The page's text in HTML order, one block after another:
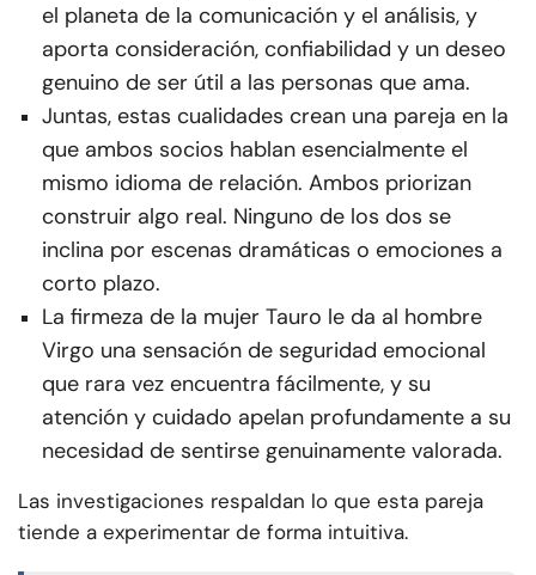
el planeta de la comunicación y el análisis, y
aporta consideración, confiabilidad y un deseo
genuino de ser útil a las personas que ama.
Juntas, estas cualidades crean una pareja en la
que ambos socios hablan esencialmente el
mismo idioma de relación. Ambos priorizan
construir algo real. Ninguno de los dos se
inclina por escenas dramáticas o emociones a
corto plazo.
La firmeza de la mujer Tauro le da al hombre
Virgo una sensación de seguridad emocional
que rara vez encuentra fácilmente, y su
atención y cuidado apelan profundamente a su
necesidad de sentirse genuinamente valorada.
Las investigaciones respaldan lo que esta pareja
tiende a experimentar de forma intuitiva.